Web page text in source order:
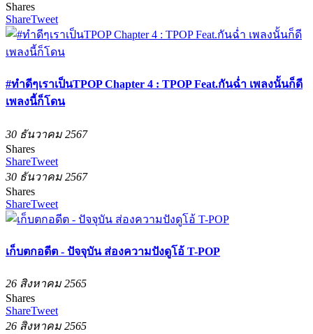
Shares
ShareTweet
#ทำดีๆเราเป็นTPOP Chapter 4 : TPOP Feat.กันฉ่ำ เพลงนั้นก็ดี
เพลงนี้ก็โดน
30 ธันวาคม 2567
Shares
ShareTweet
30 ธันวาคม 2567
Shares
ShareTweet
เก็บตกอดีต - ปัจจุบัน ส่องความปังดูโอ้ T-POP
26 สิงหาคม 2565
Shares
ShareTweet
26 สิงหาคม 2565